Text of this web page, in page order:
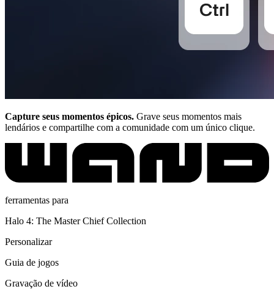
Capture seus momentos épicos. Grave seus momentos mais
lendários e compartilhe com a comunidade com um único clique.
ferramentas para
Halo 4: The Master Chief Collection
Personalizar
Guia de jogos
Gravação de vídeo